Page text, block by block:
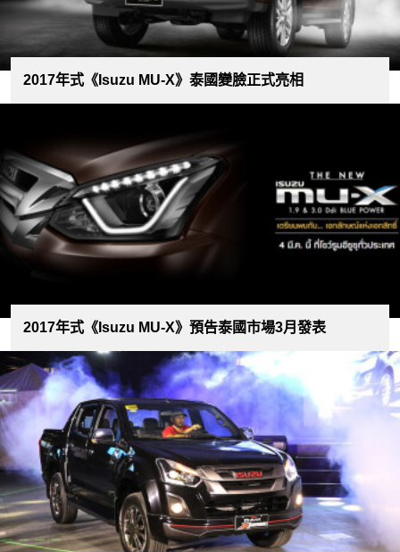
2017年式《Isuzu MU-X》泰國變臉正式亮相
2017年式《Isuzu MU-X》預告泰國市場3月發表